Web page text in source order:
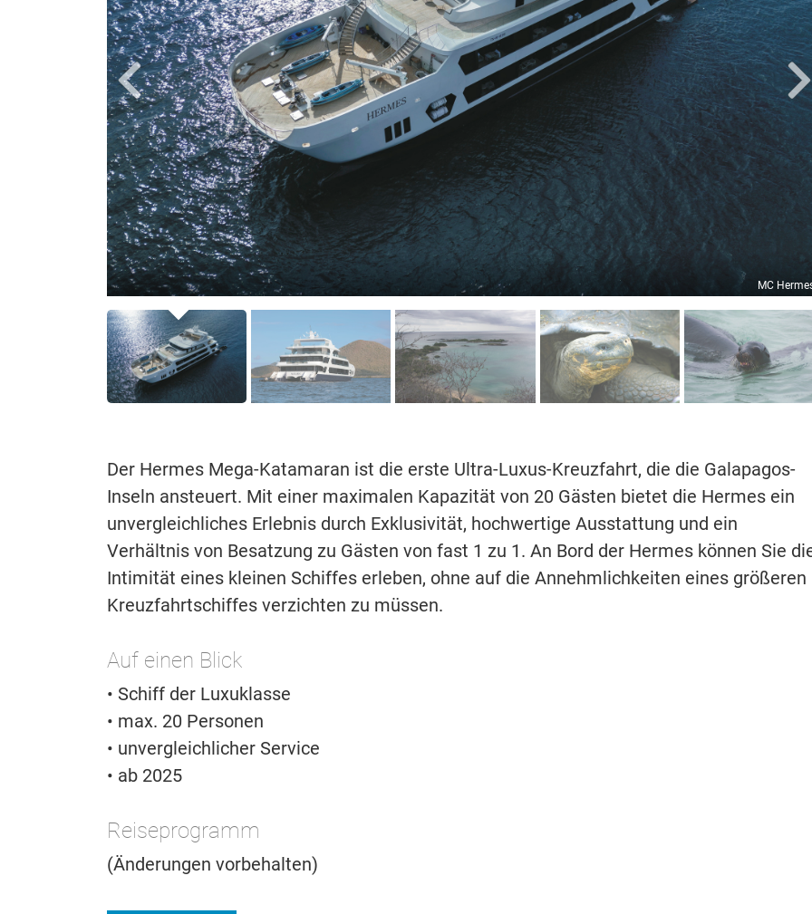
MC
Der Hermes Mega-Katamaran ist die erste Ultra-Luxus-Kreuzfahrt, die die Galapagos-
Inseln ansteuert. Mit einer maximalen Kapazität von 20 Gästen bietet die Hermes ein
unvergleichliches Erlebnis durch Exklusivität, hochwertige Ausstattung und ein
Verhältnis von Besatzung zu Gästen von fast 1 zu 1. An Bord der Hermes können Sie
Intimität eines kleinen Schiffes erleben, ohne auf die Annehmlichkeiten eines größeren
Kreuzfahrtschiffes verzichten zu müssen.
Auf einen Blick
• Schiff der Luxuklasse
• max. 20 Personen
• unvergleichlicher Service
• ab 2025
Reiseprogramm
(Änderungen vorbehalten)